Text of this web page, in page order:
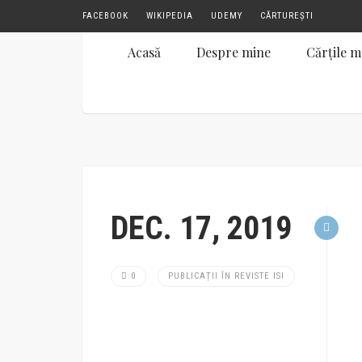
FACEBOOK WIKIPEDIA UDEMY CĂRTUREȘTI
Acasă Despre mine Cărțile
DEC. 17, 2019
0 PUBLICAȚII ÎN REVISTE ISI